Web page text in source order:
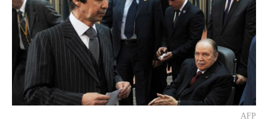
AFP